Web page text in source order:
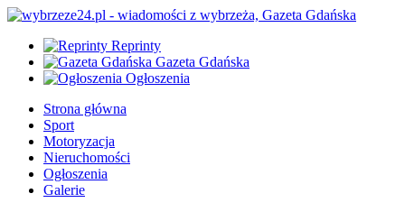
Reprinty
Gazeta Gdańska
Ogłoszenia
Strona główna
Sport
Motoryzacja
Nieruchomości
Ogłoszenia
Galerie